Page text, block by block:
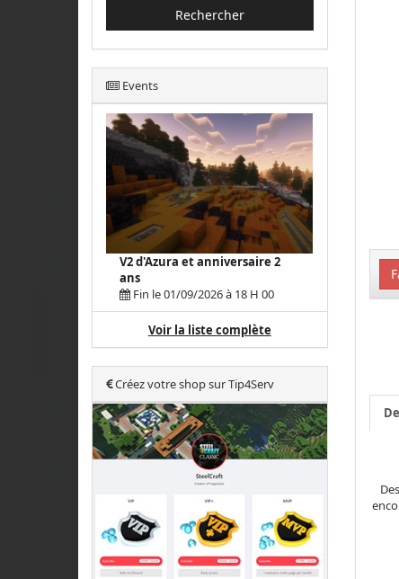
Rechercher
Events
V2 d'Azura et anniversaire 2
ans
Fin le 01/09/2026 à 18 H 00
Voir la liste complète
Créez votre shop sur Tip4Serv
En